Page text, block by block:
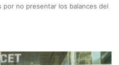
por no presentar los balances del